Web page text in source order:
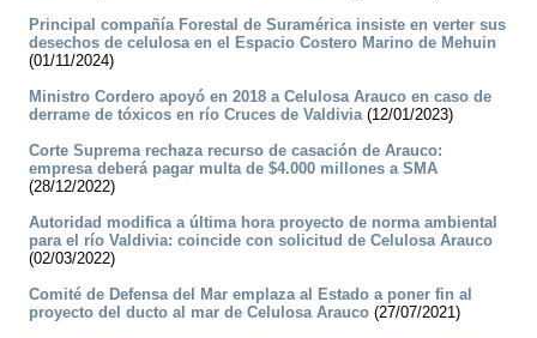
Principal compañía Forestal de Suramérica insiste en verter sus
desechos de celulosa en el Espacio Costero Marino de Mehuin
(01/11/2024)
Ministro Cordero apoyó en 2018 a Celulosa Arauco en caso de
derrame de tóxicos en río Cruces de Valdivia(12/01/2023)
Corte Suprema rechaza recurso de casación de Arauco:
empresa deberá pagar multa de $4.000 millones a SMA
(28/12/2022)
Autoridad modifica a última hora proyecto de norma ambiental
para el río Valdivia: coincide con solicitud de Celulosa Arauco
(02/03/2022)
Comité de Defensa del Mar emplaza al Estado a poner fin al
proyecto del ducto al mar de Celulosa Arauco (27/07/2021)